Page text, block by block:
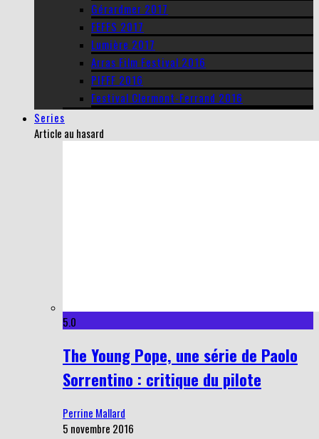
Gérardmer 2017
FEFFS 2017
Lumière 2017
Arras Film Festival 2016
PIFFF 2016
Festival Clermont-Ferrand 2016
Series
Article au hasard
5.0
The Young Pope, une série de Paolo
Sorrentino : critique du pilote
Perrine Mallard
5 novembre 2016